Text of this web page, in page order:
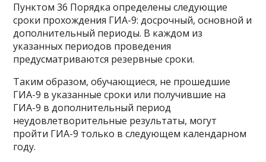
Пунктом 36 Порядка определены следующие
сроки прохождения ГИА-9: досрочный, основной и
дополнительный периоды. В каждом из
указанных периодов проведения
предусматриваются резервные сроки.
Таким образом, обучающиеся, не прошедшие
ГИА-9 в указанные сроки или получившие на
ГИА-9 в дополнительный период
неудовлетворительные результаты, могут
пройти ГИА-9 только в следующем календарном
году.